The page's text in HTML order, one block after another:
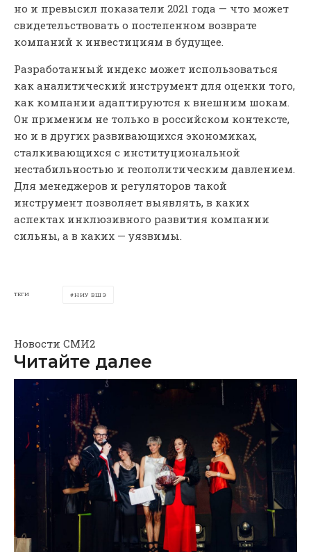
но и превысил показатели 2021 года — что может
свидетельствовать о постепенном возврате
компаний к инвестициям в будущее.
Разработанный индекс может использоваться
как аналитический инструмент для оценки того,
как компании адаптируются к внешним шокам.
Он применим не только в российском контексте,
но и в других развивающихся экономиках,
сталкивающихся с институциональной
нестабильностью и геополитическим давлением.
Для менеджеров и регуляторов такой
инструмент позволяет выявлять, в каких
аспектах инклюзивного развития компании
сильны, а в каких — уязвимы.
ТЕГИ НИУ ВШЭ
Новости СМИ2
Читайте далее